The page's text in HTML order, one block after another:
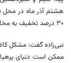
هشتم آذر ماه در محل
۳۰ درصد تخفیف به مخاطب ارائه می‌کنیم.
نبی‌زاده گفت: مشکل
ممکن است دنیای